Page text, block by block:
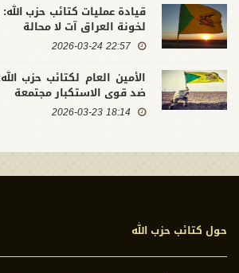
قيادة عمليات كتائب حزب
لخونة العراق آت لا محالة
22:57 2026-03-24
الأمين العام لكتائب حزب
ضد قوى الاستكبار مجتمعة
18:14 2026-03-23
حول كتائب حزب الله